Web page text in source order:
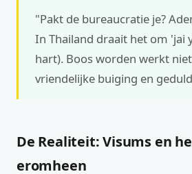
"Pakt de bureaucratie je?
In Thailand draait het om 'jai
hart). Boos worden werkt
vriendelijke buiging en
De Realiteit: Visums en
eromheen